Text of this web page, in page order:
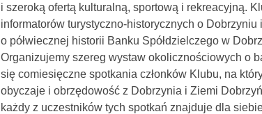
i szeroką ofertą kulturalną, sportową i rekreacyjną.
informatorów turystyczno-historycznych o
o półwiecznej historii Banku Spółdzielczego w
Organizujemy szereg wystaw okolicznościowych o
się comiesięczne spotkania członków Klubu, na
obyczaje i obrzędowość z Dobrzynia i Ziemi
każdy z uczestników tych spotkań znajduje dla